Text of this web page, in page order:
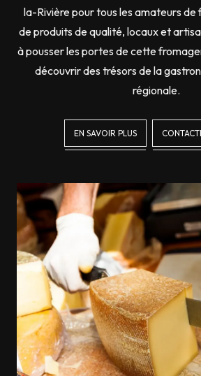
la-Rivière pour tous les amateurs de
de produits de qualité, locaux et
à pousser les portes de cette
découvrir des trésors de la
régionale.
EN SAVOIR PLUS